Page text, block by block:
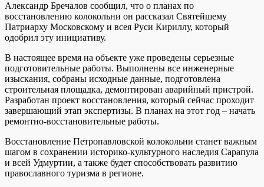
Александр Бречалов сообщил, что о планах по
восстановлению колокольни он рассказал Святейшему
Патриарху Московскому и всея Руси Кириллу, который
одобрил эту инициативу.
В настоящее время на объекте уже проведены серьезные
подготовительные работы. Выполнены все инженерные
изыскания, собраны исходные данные, подготовлена
строительная площадка, демонтирован аварийный пристрой.
Разработан проект восстановления, который сейчас проходит
завершающий этап экспертизы. В планах на этот год – начать
ремонтно-восстановительные работы.
Восстановление Петропавловской колокольни станет важным
шагом в сохранении историко-культурного наследия Сарапула
и всей Удмуртии, а также будет способствовать развитию
православного туризма в регионе.